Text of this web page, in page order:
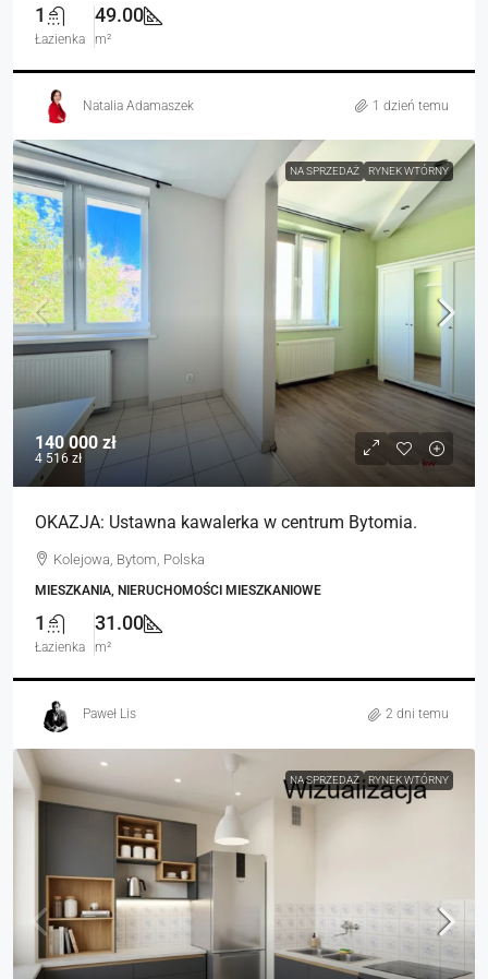
1
Łazienka
49.00
m²
Natalia Adamaszek 1 dzień temu
NA SPRZEDAŻ RYNEK WTÓRNY
140 000 zł
4 516 zł
OKAZJA: Ustawna kawalerka w centrum Bytomia.
Kolejowa, Bytom, Polska
MIESZKANIA, NIERUCHOMOŚCI MIESZKANIOWE
1
Łazienka
31.00
m²
Paweł Lis 2 dni temu
NA SPRZEDAŻ RYNEK WTÓRNY